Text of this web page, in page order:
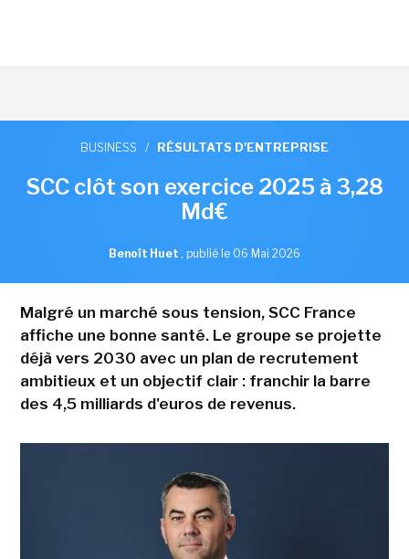
BUSINESS / RÉSULTATS D'ENTREPRISE
SCC clôt son exercice 2025 à 3,28
Md€
Benoît Huet , publié le 06 Mai 2026
Malgré un marché sous tension, SCC France
affiche une bonne santé. Le groupe se projette
déjà vers 2030 avec un plan de recrutement
ambitieux et un objectif clair : franchir la barre
des 4,5 milliards d'euros de revenus.